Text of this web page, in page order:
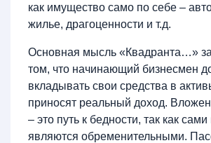
как имущество само по себе –
жилье, драгоценности и т.д.
Основная мысль «Квадранта…»
том, что начинающий бизнесмен
вкладывать свои средства в
приносят реальный доход.
– это путь к бедности, так как
являются обременительными.